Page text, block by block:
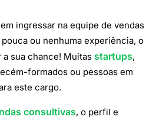
ingressar na equipe de vendas
ou nenhuma experiência, o
a sua chance! Muitas startups,
formados ou pessoas em
este cargo.
consultivas, o perfil e